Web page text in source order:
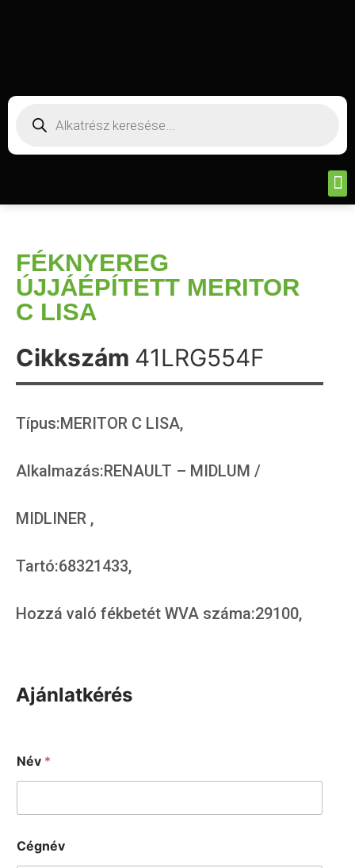
FÉKNYEREG
ÚJJÁÉPÍTETT MERITOR
C LISA
Cikkszám 41LRG554F
Típus:MERITOR C LISA,
Alkalmazás:RENAULT – MIDLUM /
MIDLINER ,
Tartó:68321433,
Hozzá való fékbetét WVA száma:29100,
Ajánlatkérés
Név *
Cégnév